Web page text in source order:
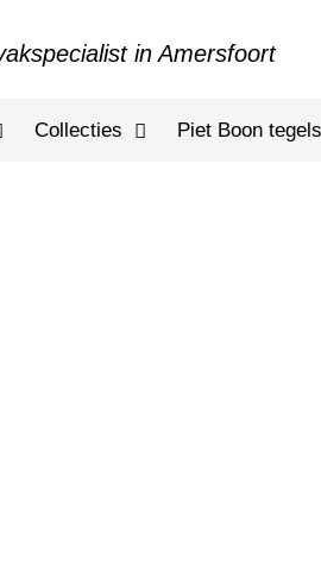
in Amersfoort
Collecties Piet Boon tegels